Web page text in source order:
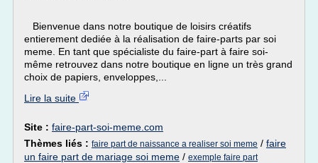
Bienvenue dans notre boutique de loisirs créatifs
entierement dediée à la réalisation de faire-parts par soi
meme. En tant que spécialiste du faire-part à faire soi-
même retrouvez dans notre boutique en ligne un très grand
choix de papiers, enveloppes,...
Lire la suite
Site : faire-part-soi-meme.com
Thèmes liés : faire part de naissance a realiser soi meme / faire
un faire part de mariage soi meme / exemple faire part